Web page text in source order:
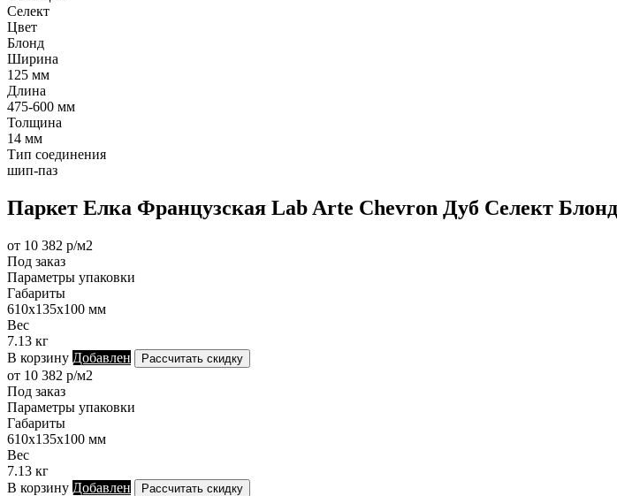
Селект
Цвет
Блонд
Ширина
125 мм
Длина
475-600 мм
Толщина
14 мм
Тип соединения
шип-паз
Паркет Елка Французская Lab Arte Chevron Дуб Селект Блонд
от 10 382 р/м2
Под заказ
Параметры упаковки
Габариты
610х135х100 мм
Вес
7.13 кг
В корзину Добавлен Рассчитать скидку
от 10 382 р/м2
Под заказ
Параметры упаковки
Габариты
610х135х100 мм
Вес
7.13 кг
В корзину Добавлен Рассчитать скидку